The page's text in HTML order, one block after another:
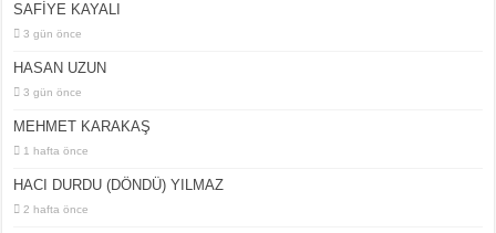
SAFİYE KAYALI
3 gün önce
HASAN UZUN
3 gün önce
MEHMET KARAKAŞ
1 hafta önce
HACI DURDU (DÖNDÜ) YILMAZ
2 hafta önce